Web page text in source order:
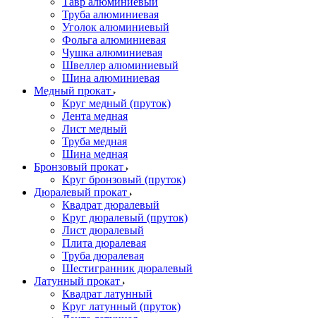
Труба алюминиевая
Уголок алюминиевый
Фольга алюминиевая
Чушка алюминиевая
Швеллер алюминиевый
Шина алюминиевая
Медный прокат
Круг медный (пруток)
Лента медная
Лист медный
Труба медная
Шина медная
Бронзовый прокат
Круг бронзовый (пруток)
Дюралевый прокат
Квадрат дюралевый
Круг дюралевый (пруток)
Лист дюралевый
Плита дюралевая
Труба дюралевая
Шестигранник дюралевый
Латунный прокат
Квадрат латунный
Круг латунный (пруток)